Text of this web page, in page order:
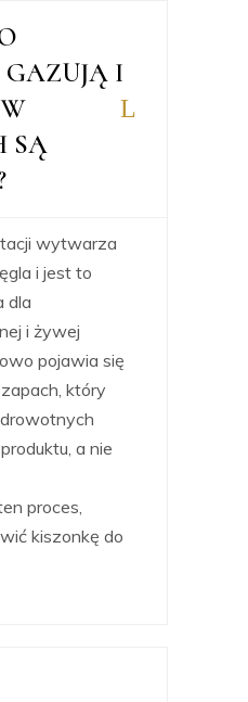
I
SĄ
wytwarza
i jest to
dla
i żywej
pojawia się
który
a nie
proces,
kiszonkę do